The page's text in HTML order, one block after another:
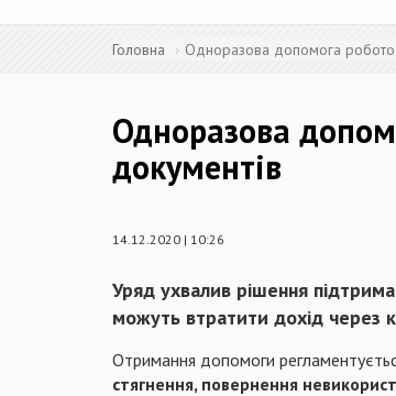
Головна Одноразова допомога
Одноразова
документів
14.12.2020 | 10:26
Уряд ухвалив рішення
можуть втратити дохід через
Отримання допомоги
стягнення, повернення